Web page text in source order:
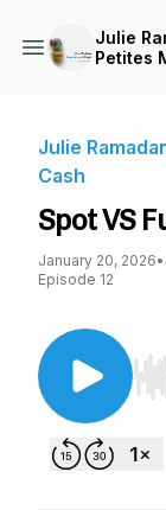
Julie
Petites
Julie
Cash
Spot VS
January 20, 2026•
Episode 12